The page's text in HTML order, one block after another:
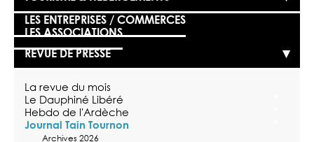
VOS DÉMARCHES
CONTACT
LES ENTREPRISES / COMMERCES
LES ASSOCIATIONS
REVUE DE PRESSE
La revue du mois
Le Dauphiné Libéré
Hebdo de l'Ardèche
Journal Tain Tournon
Archives 2026